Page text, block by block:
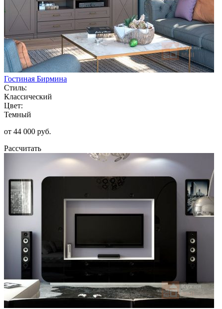
Гостиная Бирмина
Стиль:
Классический
Цвет:
Темный
от 44 000 руб.
Рассчитать